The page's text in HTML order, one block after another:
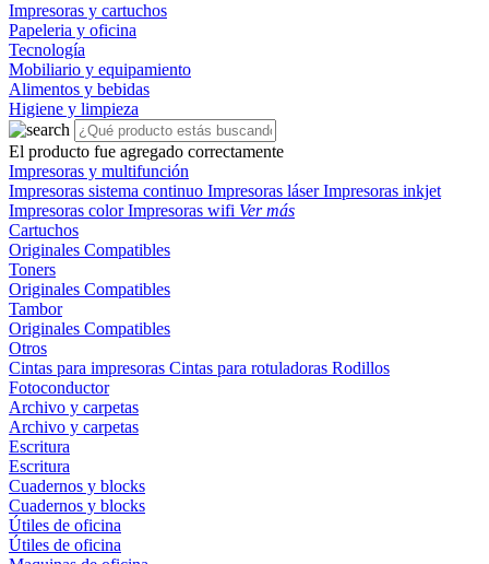
Impresoras y cartuchos
Papeleria y oficina
Tecnología
Mobiliario y equipamiento
Alimentos y bebidas
Higiene y limpieza
El producto fue agregado correctamente
Impresoras y multifunción
Impresoras sistema continuo Impresoras láserImpresoras inkjet
Impresoras colorImpresoras wifi Ver más
Cartuchos
Originales Compatibles
Toners
Originales Compatibles
Tambor
Originales Compatibles
Otros
Cintas para impresoras Cintas para rotuladoras Rodillos
Fotoconductor
Archivo y carpetas
Archivo y carpetas
Escritura
Escritura
Cuadernos y blocks
Cuadernos y blocks
Útiles de oficina
Útiles de oficina